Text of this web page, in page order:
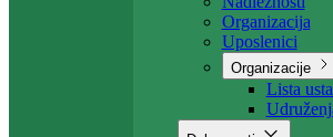
Ministarstvo
Ministar
Nadležnosti
Organizacija
Uposlenici
Organizacije